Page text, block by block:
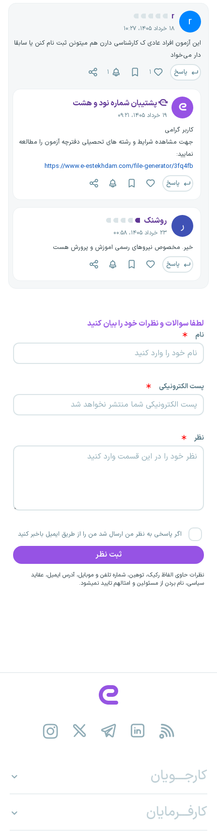
r
r
۱۸ خرداد ۱۴۰۵، ۱۰:۲۷
این آزمون افراد عادی ک کارشناسی دارن هم میتونن ثبت نام کنن یا سابقا
دار می‌خواد
پاسخ
۱ ۱
پشتیبان شماره نود و هشت
۱۹ خرداد ۱۴۰۵، ۰۹:۲۱
کاربر گرامی
جهت مشاهده شرایط و رشته های تحصیلی دفترچه آزمون را مطالعه
نمایید:
https://www.e-estekhdam.com/file-generator/3fq4fb
پاسخ
ر روشنک
۲۳ خرداد ۱۴۰۵، ۰۰:۵۸
خیر. مخصوص نیروهای رسمی اموزش و پرورش هست
پاسخ
لطفا سوالات و نظرات خود را بیان کنید
نام
پست الکترونیکی
نظر
اگر پاسخی به نظر من ارسال شد من را از طریق ایمیل باخبر کنید
نظرات حاوی الفاظ رکیک، توهین، شماره تلفن و موبایل، آدرس ایمیل، عقاید
سیاسی، نام بردن از مسئولین و امثالهم تایید نمیشود.
کارجـــویان
کارفـــرمایان